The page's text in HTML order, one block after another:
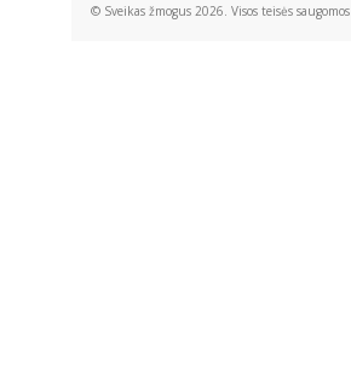
© Sveikas žmogus 2026. Visos teisės saugomos